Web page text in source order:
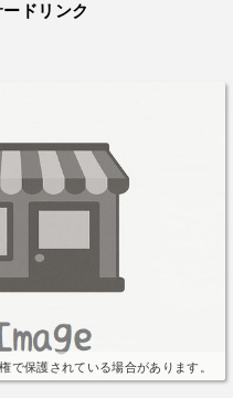
ドリンク
で保護されている場合があります。